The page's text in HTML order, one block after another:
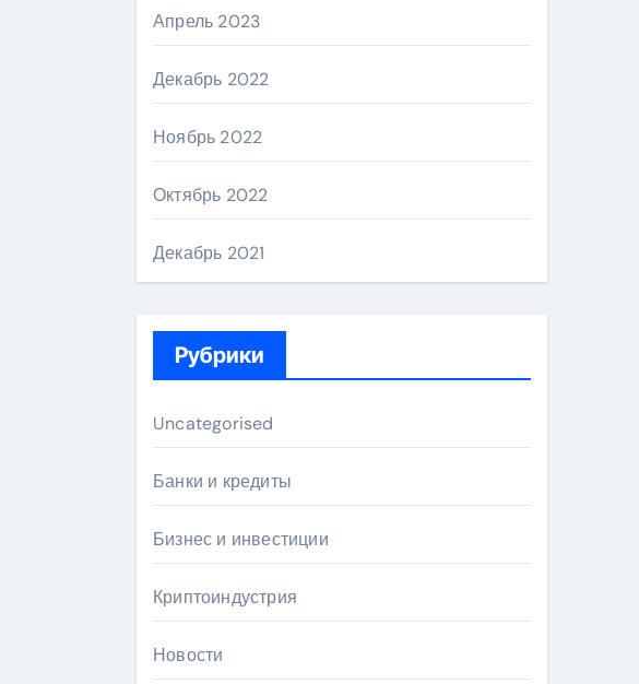
Апрель 2023
Декабрь 2022
Ноябрь 2022
Октябрь 2022
Декабрь 2021
Рубрики
Uncategorised
Банки и кредиты
Бизнес и инвестиции
Криптоиндустрия
Новости